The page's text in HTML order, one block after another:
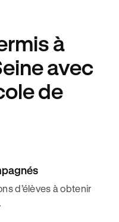
à
avec
de
d’élèves à obtenir